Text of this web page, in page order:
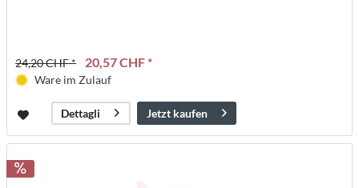
24,20 CHF * 20,57 CHF *
Ware im Zulauf
Dettagli Jetzt kaufen